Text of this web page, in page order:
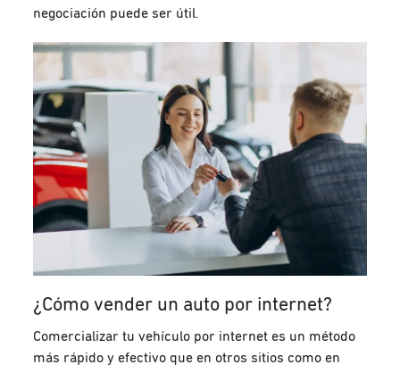
negociación puede ser útil.
¿Cómo vender un auto por internet?
Comercializar tu vehículo por internet es un método
más rápido y efectivo que en otros sitios como en